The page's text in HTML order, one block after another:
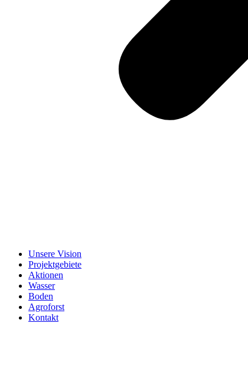
Unsere Vision
Projektgebiete
Aktionen
Wasser
Boden
Agroforst
Kontakt